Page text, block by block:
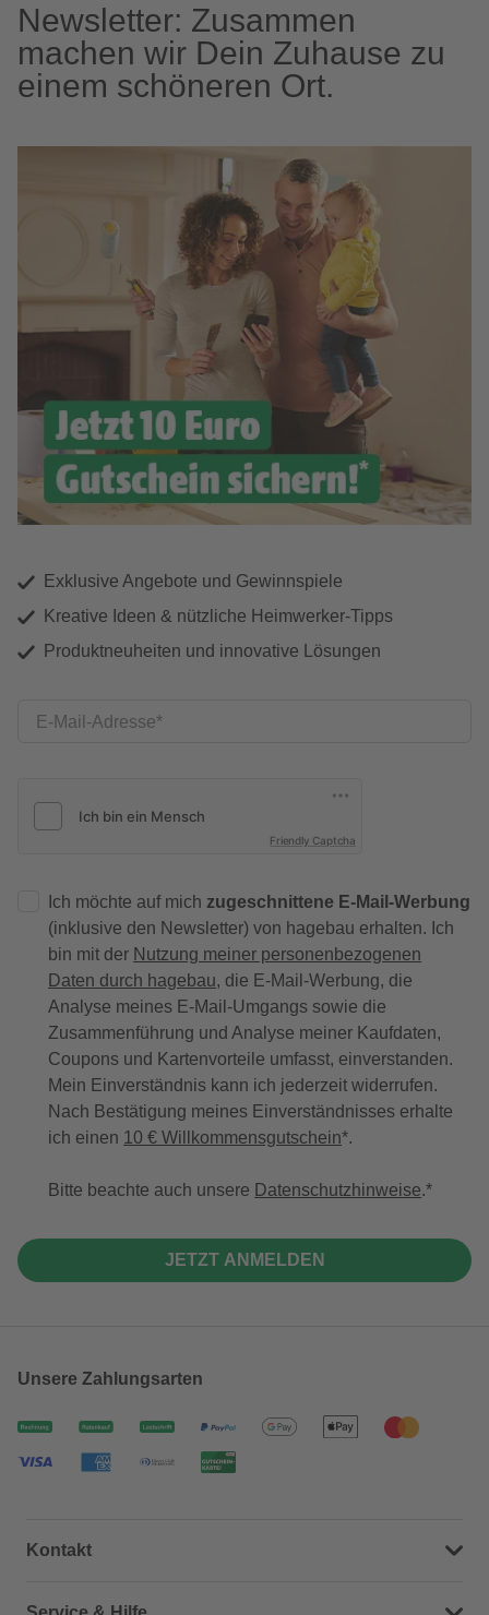
Newsletter: Zusammen
machen wir Dein Zuhause zu
einem schöneren Ort.
Exklusive Angebote und Gewinnspiele
Kreative Ideen & nützliche Heimwerker-Tipps
Produktneuheiten und innovative Lösungen
E-Mail-Adresse
Friendly Captcha
Ich möchte auf mich zugeschnittene E-Mail-Werbung
(inklusive den Newsletter) von hagebau erhalten. Ich
bin mit der Nutzung meiner personenbezogenen
Daten durch hagebau, die E-Mail-Werbung, die
Analyse meines E-Mail-Umgangs sowie die
Zusammenführung und Analyse meiner Kaufdaten,
Coupons und Kartenvorteile umfasst, einverstanden.
Mein Einverständnis kann ich jederzeit widerrufen.
Nach Bestätigung meines Einverständnisses erhalte
ich einen 10 € Willkommensgutschein*.
Bitte beachte auch unsere Datenschutzhinweise.
JETZT ANMELDEN
Unsere Zahlungsarten
Kontakt
Dein Kontakt zu uns